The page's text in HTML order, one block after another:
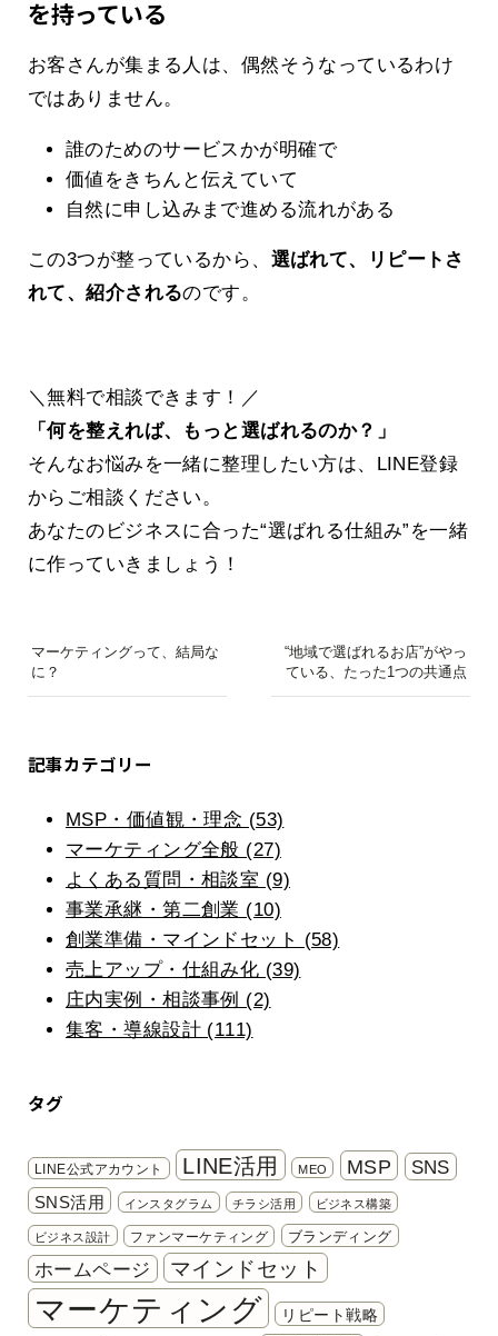
を持っている
お客さんが集まる人は、偶然そうなっているわけ
ではありません。
誰のためのサービスかが明確で
価値をきちんと伝えていて
自然に申し込みまで進める流れがある
この3つが整っているから、 選ばれて、リピートさ
れて、紹介されるのです。
＼無料で相談できます！／
「何を整えれば、もっと選ばれるのか？」
そんなお悩みを一緒に整理したい方は、LINE登録
からご相談ください。
あなたのビジネスに合った“選ばれる仕組み”を一緒
に作っていきましょう！
マーケティングって、結局な
に？
“地域で選ばれるお店”がやっ
ている、たった1つの共通点
記事カテゴリー
MSP・価値観・理念 (53)
マーケティング全般 (27)
よくある質問・相談室 (9)
事業承継・第二創業 (10)
創業準備・マインドセット (58)
売上アップ・仕組み化 (39)
庄内実例・相談事例 (2)
集客・導線設計 (111)
タグ
LINE公式アカウント LINE活用 MEO MSP SNS
SNS活用 インスタグラム チラシ活用 ビジネス構築
ビジネス設計 ファンマーケティング ブランディング
ホームページ マインドセット
マーケティング リピート戦略